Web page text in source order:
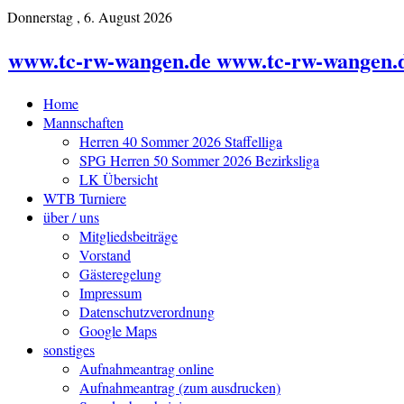
Donnerstag , 6. August 2026
www.tc-rw-wangen.de www.tc-rw-
Home
Mannschaften
Herren 40 Sommer 2026 Staffelliga
SPG Herren 50 Sommer 2026 Bezirksliga
LK Übersicht
WTB Turniere
über / uns
Mitgliedsbeiträge
Vorstand
Gästeregelung
Impressum
Datenschutzverordnung
Google Maps
sonstiges
Aufnahmeantrag online
Aufnahmeantrag (zum ausdrucken)